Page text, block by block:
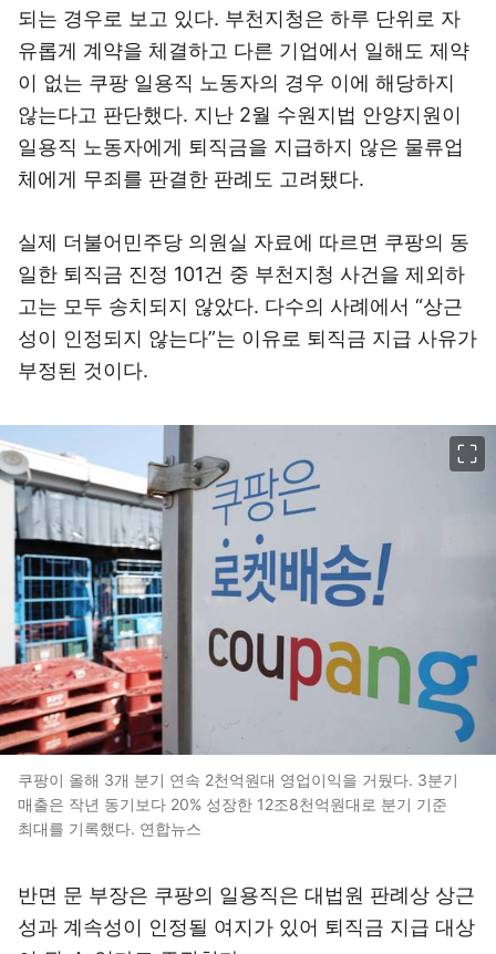
되는 경우로 보고 있다. 부천지청은 하루 단위로 자
유롭게 계약을 체결하고 다른 기업에서 일해도 제약
이 없는 쿠팡 일용직 노동자의 경우 이에 해당하지
않는다고 판단했다. 지난 2월 수원지법 안양지원이
일용직 노동자에게 퇴직금을 지급하지 않은 물류업
체에게 무죄를 판결한 판례도 고려됐다.
실제 더불어민주당 의원실 자료에 따르면 쿠팡의 동
일한 퇴직금 진정 101건 중 부천지청 사건을 제외하
고는 모두 송치되지 않았다. 다수의 사례에서 “상근
성이 인정되지 않는다”는 이유로 퇴직금 지급 사유가
부정된 것이다.
쿠팡이 올해 3개 분기 연속 2천억원대 영업이익을 거뒀다. 3분기
매출은 작년 동기보다 20% 성장한 12조8천억원대로 분기 기준
최대를 기록했다. 연합뉴스
반면 문 부장은 쿠팡의 일용직은 대법원 판례상 상근
성과 계속성이 인정될 여지가 있어 퇴직금 지급 대상